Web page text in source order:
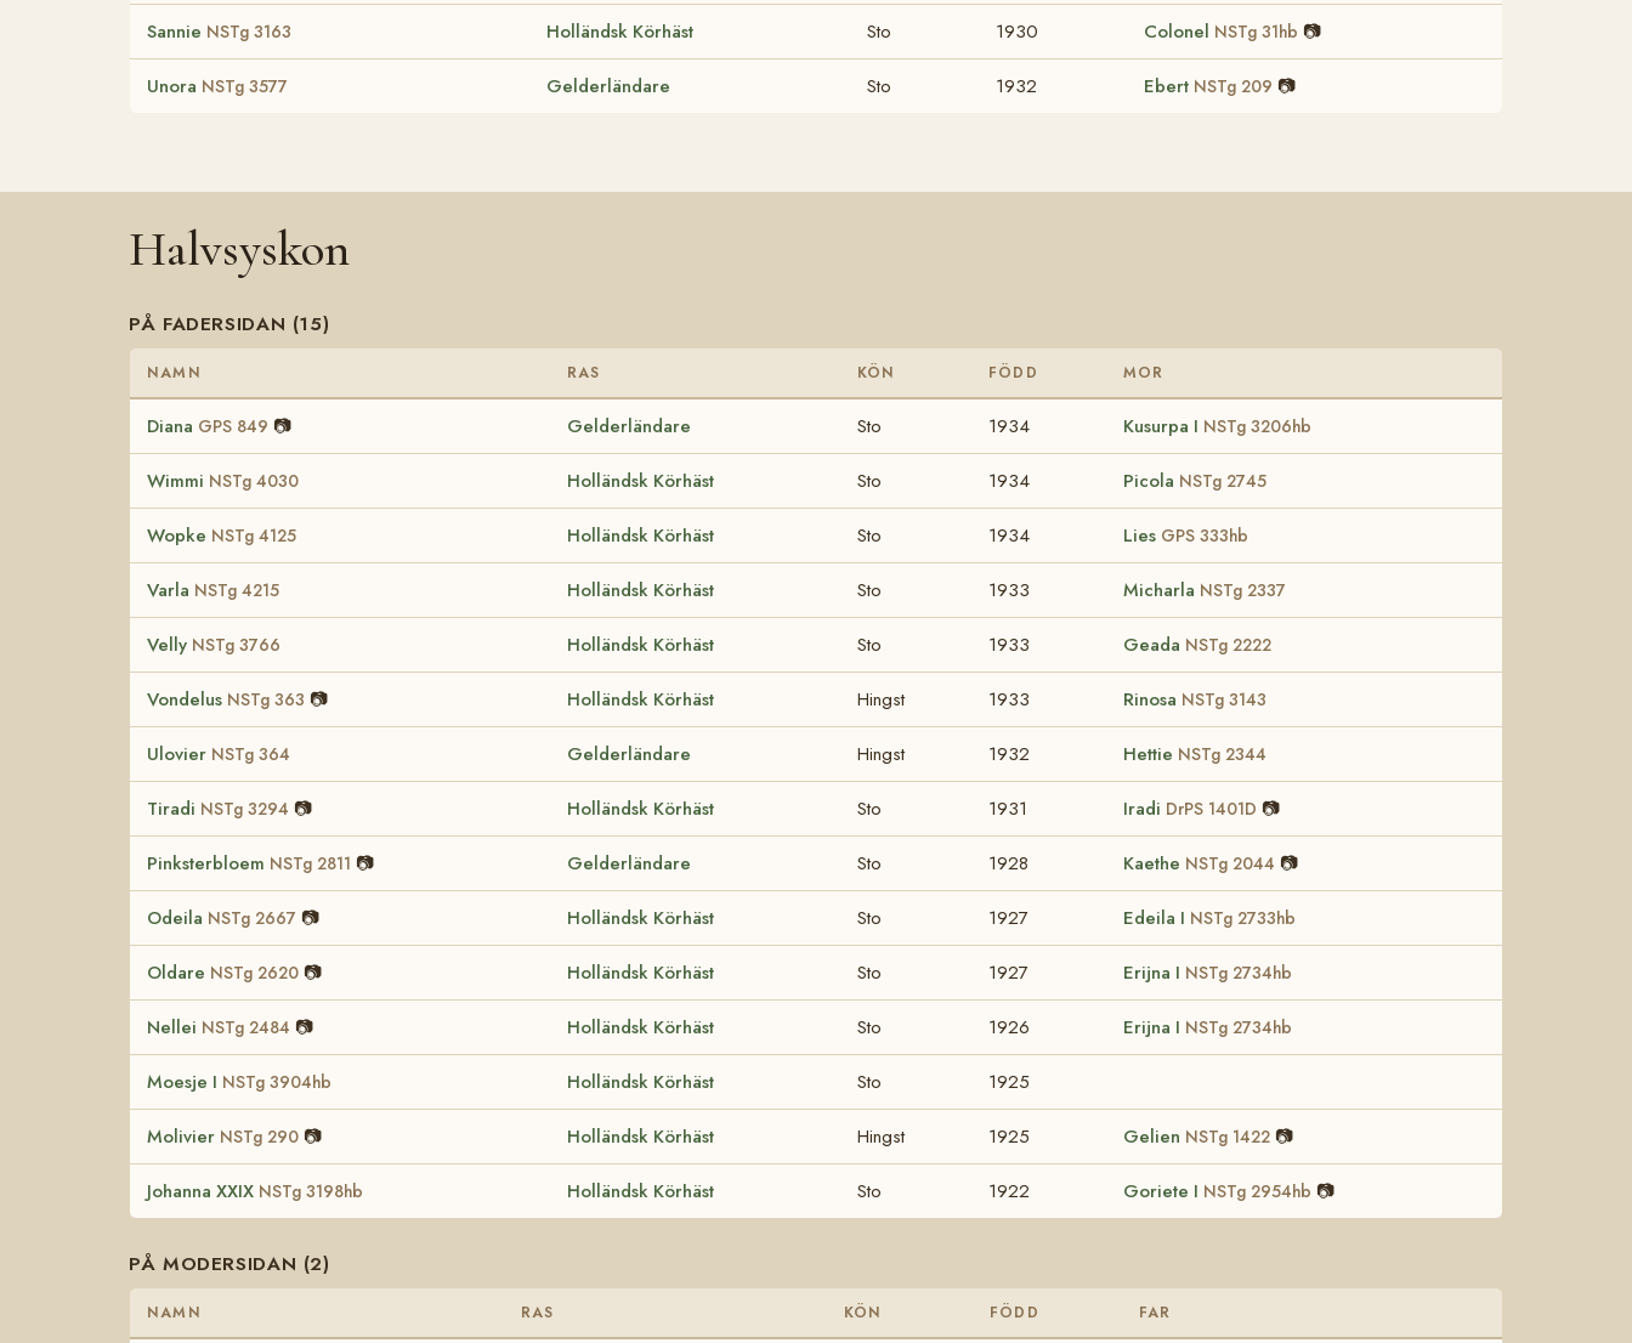
Sannie NSTg 3163 Holländsk Körhäst Sto 1930 Colonel NSTg 31hb 📷
Unora NSTg 3577 Gelderländare Sto 1932 Ebert NSTg 209 📷
Halvsyskon
PÅ FADERSIDAN (15)
NAMN RAS KÖN FÖDD MOR
Diana GPS 849 📷 Gelderländare Sto 1934 Kusurpa I NSTg 3206hb
Wimmi NSTg 4030 Holländsk Körhäst Sto 1934 Picola NSTg 2745
Wopke NSTg 4125 Holländsk Körhäst Sto 1934 Lies GPS 333hb
Varla NSTg 4215 Holländsk Körhäst Sto 1933 Micharla NSTg 2337
Velly NSTg 3766 Holländsk Körhäst Sto 1933 Geada NSTg 2222
Vondelus NSTg 363 📷 Holländsk Körhäst Hingst 1933 Rinosa NSTg 3143
Ulovier NSTg 364 Gelderländare Hingst 1932 Hettie NSTg 2344
Tiradi NSTg 3294 📷 Holländsk Körhäst Sto 1931 Iradi DrPS 1401D 📷
Pinksterbloem NSTg 2811 📷 Gelderländare Sto 1928 Kaethe NSTg 2044 📷
Odeila NSTg 2667 📷 Holländsk Körhäst Sto 1927 Edeila I NSTg 2733hb
Oldare NSTg 2620 📷 Holländsk Körhäst Sto 1927 Erijna I NSTg 2734hb
Nellei NSTg 2484 📷 Holländsk Körhäst Sto 1926 Erijna I NSTg 2734hb
Moesje I NSTg 3904hb Holländsk Körhäst Sto 1925
Molivier NSTg 290 📷 Holländsk Körhäst Hingst 1925 Gelien NSTg 1422 📷
Johanna XXIX NSTg 3198hb Holländsk Körhäst Sto 1922 Goriete I NSTg 2954hb 📷
PÅ MODERSIDAN (2)
NAMN RAS KÖN FÖDD FAR